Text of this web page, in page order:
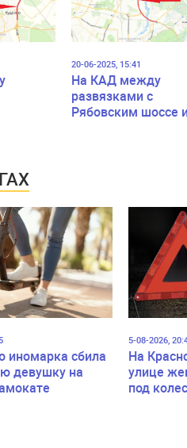
20-06-2025, 15:41
На КАД между
развязками с
Рябовским шоссе
иномарка сбила
девушку на
5-08-2026,
На
улице
под